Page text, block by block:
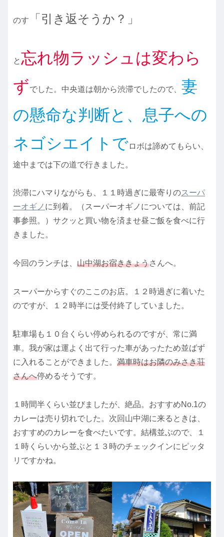
のす 「引き返そうか？」
と忘れ物ラッシュは変わら
ずでした。中央道は朝から渋滞でしたので、 妻
の懸命な判断と、息子への
ネゴシエイトでロボは諦めてもらい、
途中までは下の道で行きました。
渋滞にハマりながらも、１１時過ぎに最寄りのスーパ
ーオギノ に到着。（スーパーオギノについては、前記
事参照。）サクッと買い物を済ませ昼ご飯を食べに行
きました。
今回のランチは、 山中湖お宿ききょうさんへ。
スーパーからすぐのここのお店。１２時過ぎに着いた
のですが、１２時半には受付終了していました。
駐車場も１０台くらい停められるのですが、常に満
車。我が家は運よく出て行った車があったため並ばず
に入れることができました。 満車時はお隣のみさき荘
さんへ停めるそうです。
１時間半くらい並びましたが、絶品。おすすめNo.1の
カレーは売り切れでした。次回山中湖に来るときは、
おすすめのカレーを食べたいです。結構並ぶので、１
１時くらいから並ぶと１３時のチェックインにピッタ
リですかね。